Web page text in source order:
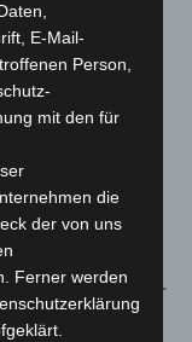
Air 2026:
Maschpark
2026:
Rettung
Gaming-Koffer
E-Mail-
Person,
mit den für
die
der von uns
Ferner werden